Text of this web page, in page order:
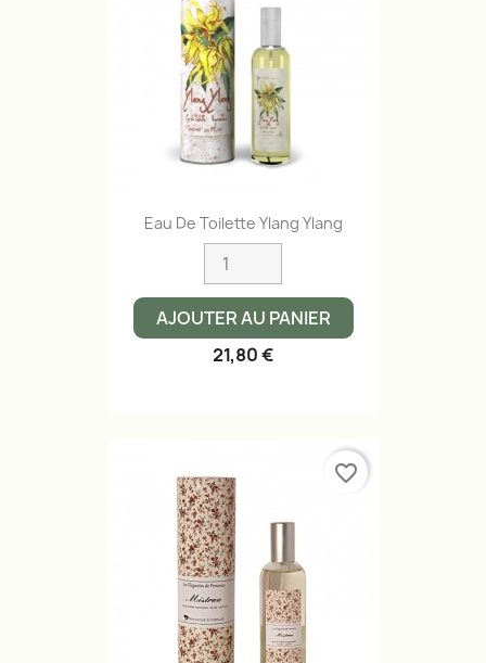
Eau De Toilette Ylang Ylang
AJOUTER AU PANIER
21,80 €
favorite_border